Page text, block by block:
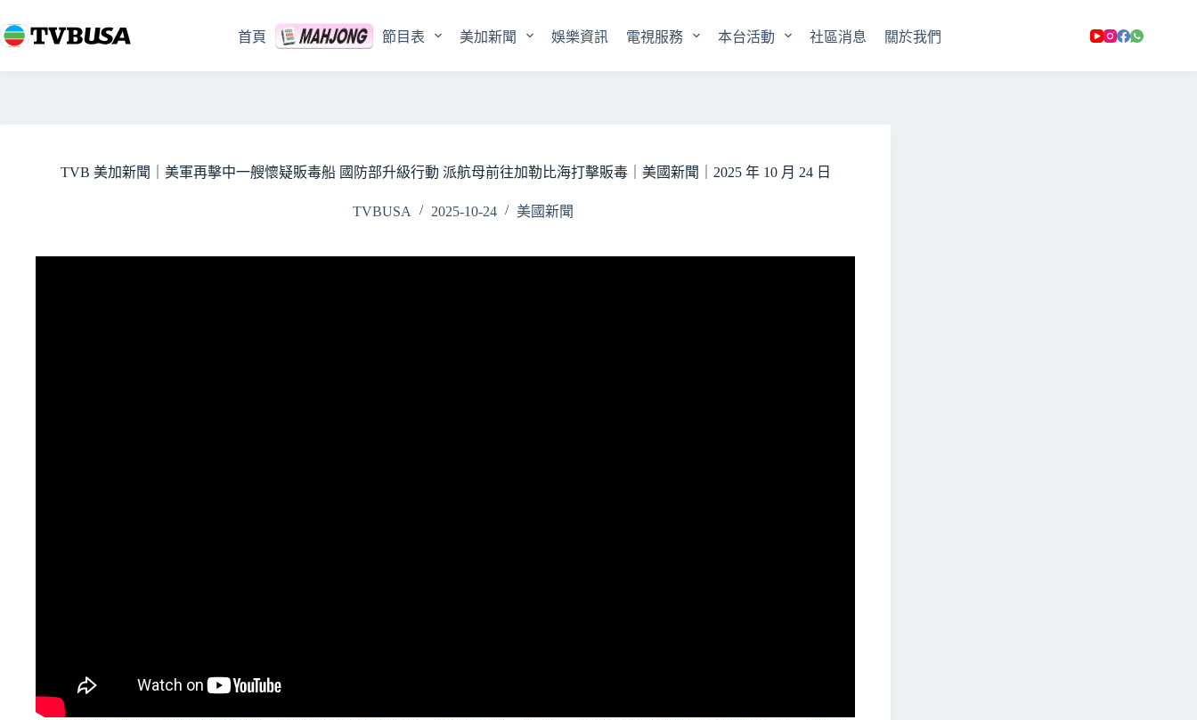
至
要
首頁 節目表 美加新聞 娛樂資訊 電視服務 本台活動 社區消息 關於我們
TVB 美加新聞｜美軍再擊中一艘懷疑販毒船 國防部升級行動 派航母前往加勒比海打擊販毒｜美國新聞｜2025 年 10 月 24 日
TVBUSA 2025-10-24 美國新聞